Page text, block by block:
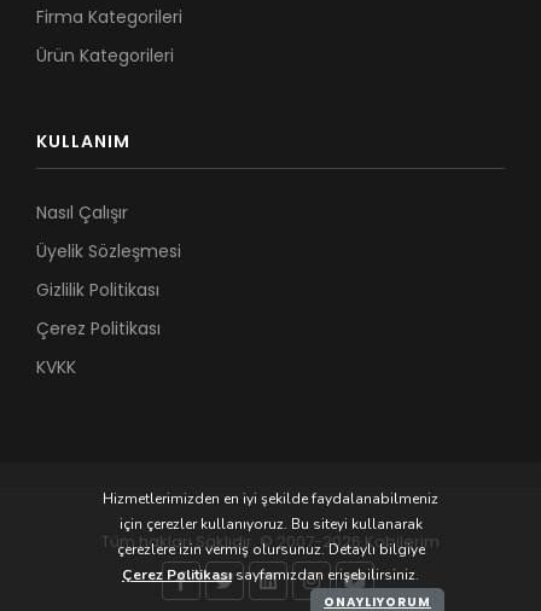
Firma Kategorileri
Ürün Kategorileri
KULLANIM
Nasıl Çalışır
Üyelik Sözleşmesi
Gizlilik Politikası
Çerez Politikası
KVKK
Tüm hakları Saklıdır. © 2007-2026 Kobilerim
Hizmetlerimizden en iyi şekilde faydalanabilmeniz
için çerezler kullanıyoruz. Bu siteyi kullanarak
çerezlere izin vermiş olursunuz. Detaylı bilgiye
Çerez Politikasısayfamızdan erişebilirsiniz.
ONAYLIYORUM